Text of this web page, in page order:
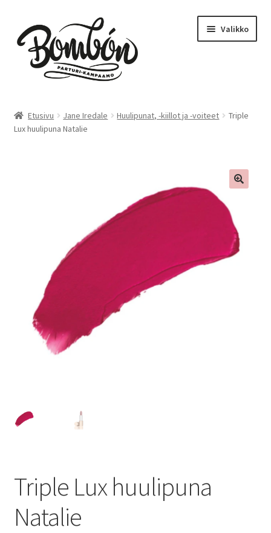
navigointiin
sisältöön
Valikko
Bombón – Tikkurila
Hinnasto
Peruutusehdot
Kauneushoitola
Ekokampaamo
Yhteystiedot
Kassa
Toimitusehdot
Etusivu Jane Iredale Huulipunat, -kiillot ja -voiteet
Triple
Lux huulipuna Natalie
Triple Lux huulipuna
Natalie